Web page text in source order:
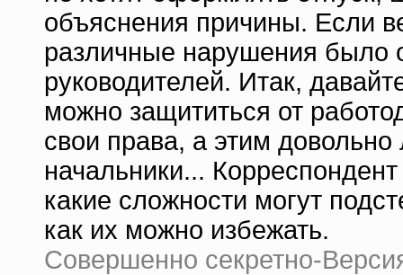
объяснения причины. Если
различные нарушения было
руководителей. Итак,
можно защититься от
свои права, а этим
начальники...
какие сложности могут
как их можно избежать.
Совершенно секретно-